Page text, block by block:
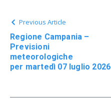
Previous Article
Regione Campania –
Previsioni
meteorologiche
per martedì 07 luglio 2026